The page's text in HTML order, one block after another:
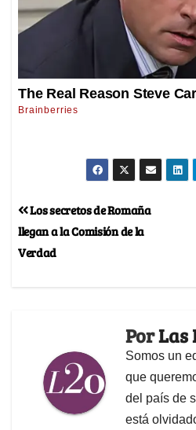
Los secretos de Romaña
llegan a la Comisión de la
Verdad
PorLas
Somos un
que
del país de
está